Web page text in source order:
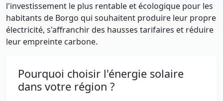
l'investissement le plus rentable et écologique pour les
habitants de Borgo qui souhaitent produire leur propre
électricité, s'affranchir des hausses tarifaires et réduire
leur empreinte carbone.
Pourquoi choisir l'énergie solaire
dans votre région ?